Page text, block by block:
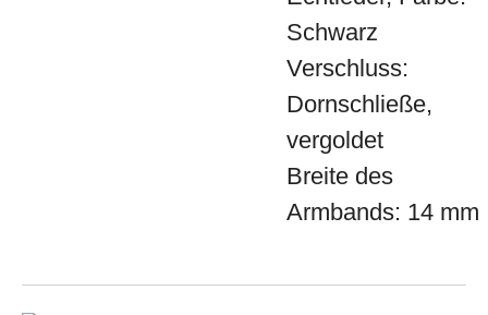
Schwarz
Verschluss:
Dornschließe,
vergoldet
Breite des
Armbands: 14 mm